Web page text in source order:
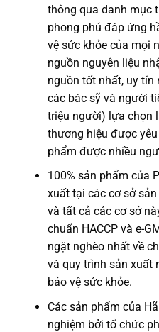
thông qua danh mục
phong phú đáp ứng
vệ sức khỏe của mọi
nguồn nguyên liệu
nguồn tốt nhất, uy tín
các bác sỹ và người
triệu người) lựa chọn
thương hiệu được
phẩm được nhiều
100% sản phẩm của
xuất tại các cơ sở
và tất cả các cơ sở
chuẩn HACCP và e-
ngặt nghèo nhất về
và quy trình sản xuất
bảo vệ sức khỏe.
Các sản phẩm của
nghiệm bởi tổ chức